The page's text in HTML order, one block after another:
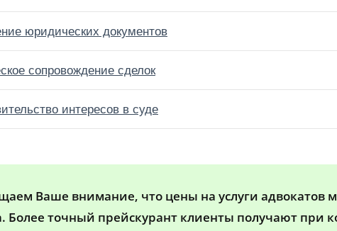
юридических документов
сопровождение сделок
интересов в суде
Ваше внимание, что цены на услуги адвокатов
Более точный прейскурант клиенты получают при